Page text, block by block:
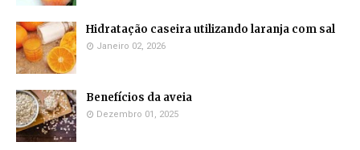
Hidratação caseira utilizando laranja com sal
Janeiro 02, 2026
Benefícios da aveia
Dezembro 01, 2025